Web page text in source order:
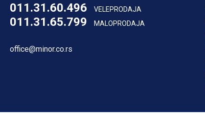
011.31.60.496 VELEPRODAJA
011.31.65.799 MALOPRODAJA
office@minor.co.rs